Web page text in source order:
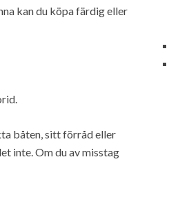
kan du köpa färdig eller
båten, sitt förråd eller
inte. Om du av misstag